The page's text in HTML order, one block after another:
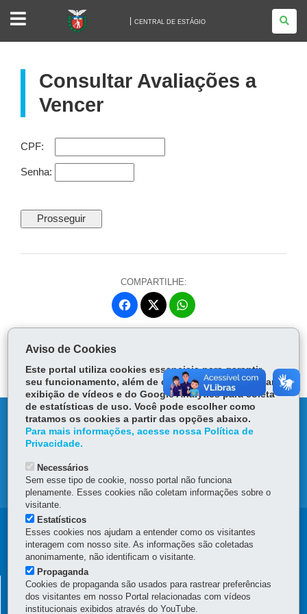
CENTRAL
ESTÁGIO
CENTRAL DE ESTÁGIO
Consultar Avaliações a
Vencer
CPF:
Senha:
COMPARTILHE:
Fa
ce
Tw
p
MAPA DO SITE
DENUNCIE CORRUPÇÃO
OUVIDORIA
Navegação
principal
SECRETARIA DA ADMINISTRAÇÃO E PREVIDÊNCIA -
CENTRAL DE ESTÁGIO
Aviso de Cookies
Este portal utiliza cookies essenciais para garantir
seu funcionamento, além de cookies do YouTube para
exibição de vídeos e do Google Analytics para coleta
de estatísticas de uso. Você pode escolher como
tratamos os cookies a partir das opções abaixo.
Para mais informações, acesse nossa Política de
Privacidade.
Necessários
Sem esse tipo de cookie, nosso portal não funciona
plenamente. Esses cookies não coletam informações sobre o
visitante.
Estatísticos
Esses cookies nos ajudam a entender como os visitantes
interagem com nosso site. As informações são coletadas
anonimamente, não identificam o visitante.
Propaganda
Cookies de propaganda são usados para rastrear preferências
dos visitantes em nosso Portal relacionadas com vídeos
institucionais exibidos através do YouTube.